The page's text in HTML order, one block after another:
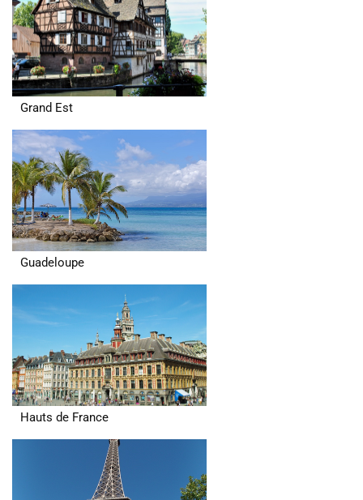
Grand Est
Guadeloupe
Hauts de France